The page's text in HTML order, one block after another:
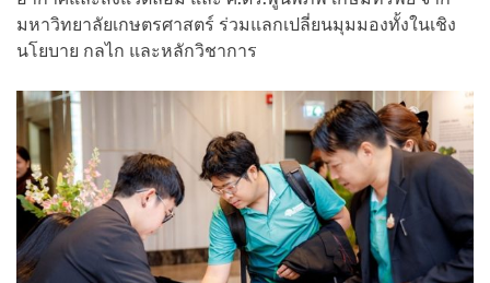
มหาวิทยาลัยเกษตรศาสตร์ ร่วมแลกเปลี่ยนมุมมองทั้งในเชิง
นโยบาย กลไก และหลักวิชาการ